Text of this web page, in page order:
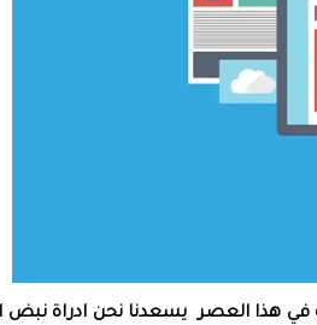
هذا العصر يسعدنا نحن ادراة نبض